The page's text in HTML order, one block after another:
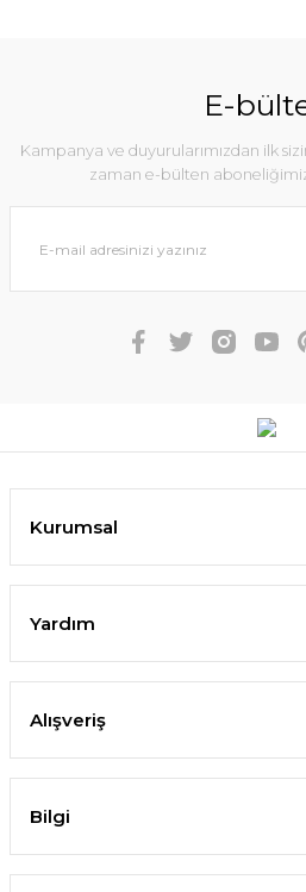
E-
Kampanya ve duyurularımızdan ilk
zaman e-bülten
Kurumsal
Yardım
Alışveriş
Bilgi